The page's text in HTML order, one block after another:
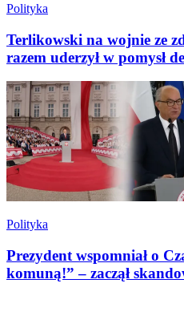
Polityka
Terlikowski na wojnie ze
razem uderzył w pomysł
Polityka
Prezydent wspomniał o
komuną!” – zaczął